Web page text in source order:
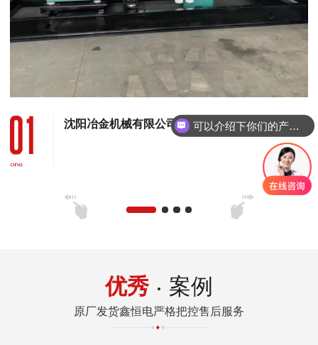
沈阳冶金机械有限公司 120KW康明斯发电机组
优秀 案例
原厂发货鑫恒电严格把控售后服务
可以介绍下你们的产品么